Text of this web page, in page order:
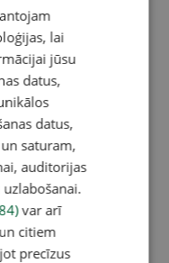
lai
jūsu
datus,
datus,
saturam,
auditorijas
var arī
citiem
precīzus